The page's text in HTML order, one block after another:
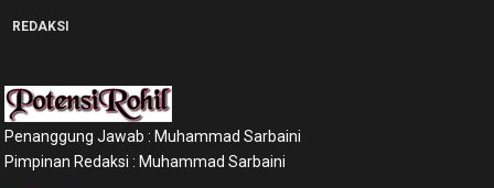
REDAKSI
Penanggung Jawab : Muhammad Sarbaini
Pimpinan Redaksi : Muhammad Sarbaini